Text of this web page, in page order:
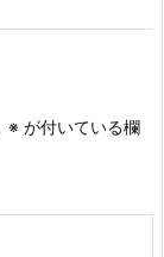
※ が付いている欄